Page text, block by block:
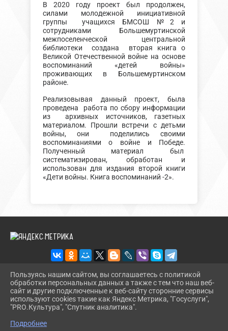
В 2020 году проект был продолжен,
силами молодежной инициативной
группы учащихся БМСОШ №2 и
сотрудниками Большемуртинской
межпоселенческой центральной
библиотеки создана вторая книга о
Великой Отечественной войне на основе
воспоминаний «детей войны»
проживающих в Большемуртинском
районе.
Реализовывая данный проект, была
проведена работа по сбору информации
из архивных источников, газетных
материалом. Прошли встречи с детьми
войны, они поделились своими
воспоминаниями о войне и Победе.
Полученный материал был
систематизирован, обработан и
использован для издания второй книги
«Дети войны. Книга воспоминаний -2».
2026 Г. BMLIBR.RU
ВХОД
КАРТА САЙТА
Пользуясь нашим сайтом, вы соглашаетесь с политикой
обработки персональных данных а также с тем что наш веб-
сайт и другие подключенные к веб-сайту сторонние сервисы
используют cookies такие как Яндекс Метрика, "Госуслуги",
"PRO.Культура", "Спутник аналитика".
Подробнее